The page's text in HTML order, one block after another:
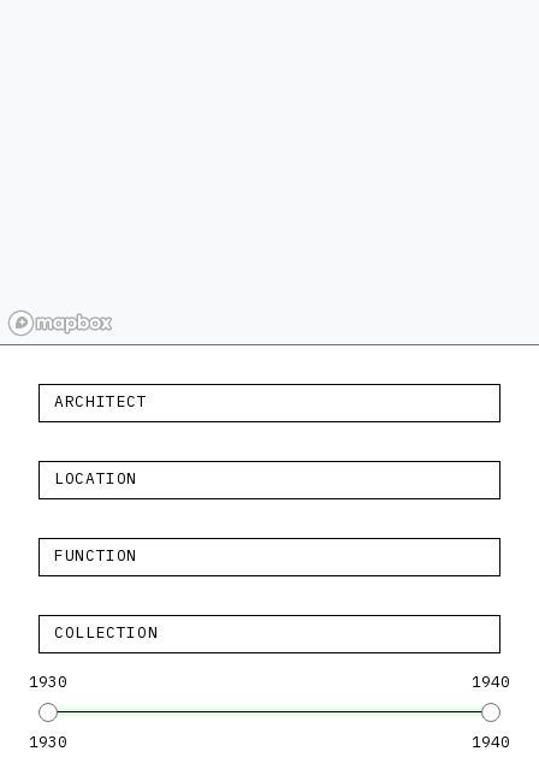
ARCHITECT
LOCATION
FUNCTION
COLLECTION
1930 1940
1930 1940